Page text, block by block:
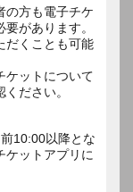
の方も電子チケ
があります。
だくことも可能
ケットについて
ださい。
10:00以降とな
ケットアプリに